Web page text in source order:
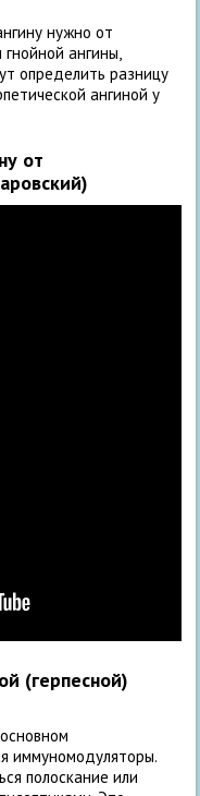
нужно от
ангины,
определить разницу
ангиной у
от
(герпесной)
иммуномодуляторы.
полоскание или